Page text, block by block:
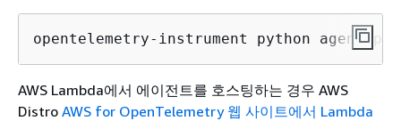
opentelemetry-instrument python agent.py
AWS Lambda에서 에이전트를 호스팅하는 경우 AWS
Distro AWS for OpenTelemetry 웹 사이트에서 Lambda